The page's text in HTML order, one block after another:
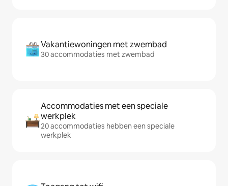
Vakantiewoningen met zwembad
30 accommodaties met zwembad
Accommodaties met een speciale
werkplek
20 accommodaties hebben een speciale
werkplek